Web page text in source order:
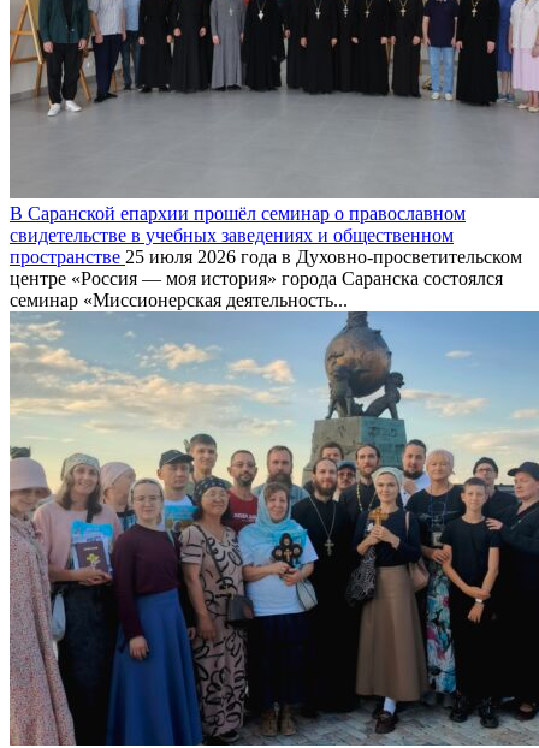
В Саранской епархии прошёл семинар о православном
свидетельстве в учебных заведениях и общественном
пространстве 25 июля 2026 года в Духовно-просветительском
центре «Россия — моя история» города Саранска состоялся
семинар «Миссионерская деятельность...